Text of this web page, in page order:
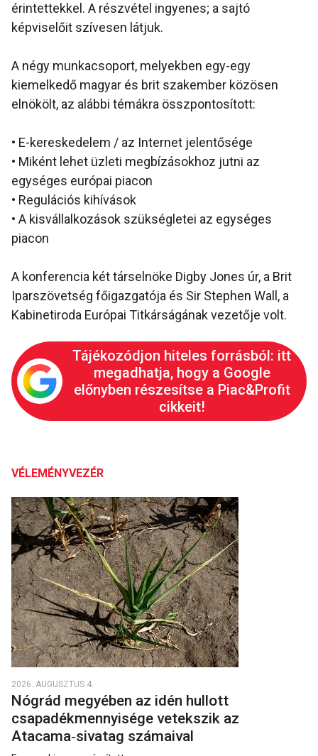
érintettekkel. A részvétel ingyenes; a sajtó
képviselőit szívesen látjuk.
A négy munkacsoport, melyekben egy-egy
kiemelkedő magyar és brit szakember közösen
elnökölt, az alábbi témákra összpontosított:
• E-kereskedelem / az Internet jelentősége
• Miként lehet üzleti megbízásokhoz jutni az
egységes európai piacon
• Regulációs kihívások
• A kisvállalkozások szükségletei az egységes
piacon
A konferencia két társelnöke Digby Jones úr, a Brit
Iparszövetség főigazgatója és Sir Stephen Wall, a
Kabinetiroda Európai Titkárságának vezetője volt.
Tájékozódjon hiteles forrásból: itt
megadhatja, hogy a Google
előnyben részesítse a Piac&Profit
cikkeit!
VÉLEMÉNYVEZÉR
2026. AUGUSZTUS 4.
Nógrád megyében az idén hullott
csapadékmennyisége vetekszik az
Atacama‑sivatag számaival